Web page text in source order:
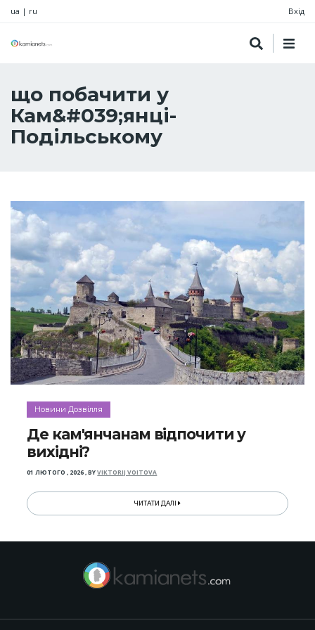
ua | ru Вхід
що побачити у
Кам&#039;янці-
Подільському
Новини Дозвілля
Де кам'янчанам відпочити у
вихідні?
01 ЛЮТОГО , 2026,BYVIKTORIJ VOITOVA
ЧИТАТИ ДАЛІ